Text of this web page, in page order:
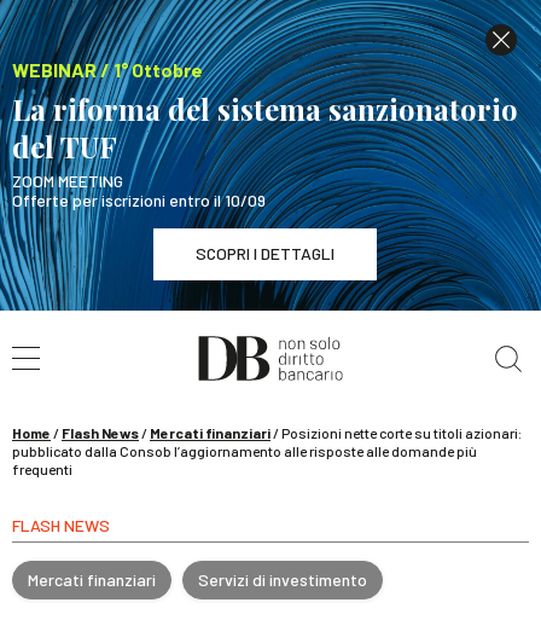
WEBINAR / 1° Ottobre
La riforma del sistema sanzionatorio
del TUF
ZOOM MEETING
Offerte per iscrizioni entro il 10/09
SCOPRI I DETTAGLI
WEBINAR / 1° Ottobre
La riforma del sistema sanzionatorio del TUF
Home / Flash News/ Mercati finanziari/Posizioni nette corte su titoli azionari:
pubblicato dalla Consob l’aggiornamento alle risposte alle domande più
frequenti
FLASH NEWS
Mercati finanziari Servizi di investimento